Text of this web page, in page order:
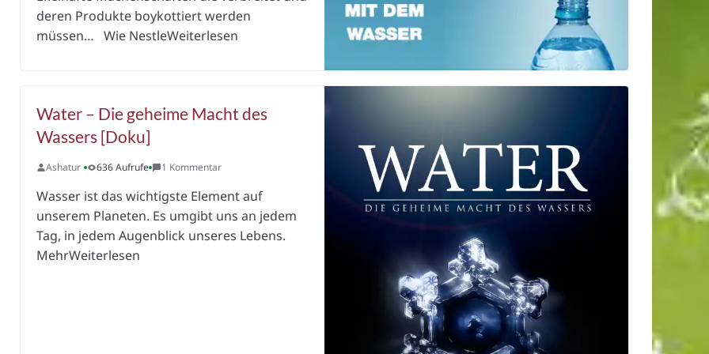
deren Produkte boykottiert werden
müssen… Wie NestleWeiterlesen
Water – Die geheime Macht des
Wassers [Doku]
Ashatur 636 Aufrufe 1 Kommentar
Wasser ist das wichtigste Element auf
unserem Planeten. Es umgibt uns an jedem
Tag, in jedem Augenblick unseres Lebens.
MehrWeiterlesen